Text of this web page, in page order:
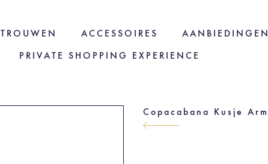
TROUWEN ACCESSOIRES
AANBIEDINGEN
PRIVATE SHOPPING EXPERIENCE